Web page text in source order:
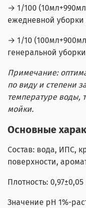
→ 1/100
ежедневной
→ 1/10
генеральной
Примечание:
по виду и степени
температуре воды,
мойки.
Основные
Состав: вода, ИПС,
поверхности,
Плотность:
Значение pH 1%-